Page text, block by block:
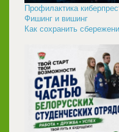
Профилактика
Фишинг и вишинг
Как сохранить